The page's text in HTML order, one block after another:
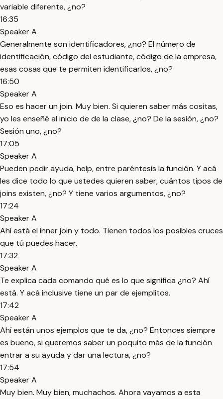
variable diferente, ¿no?
16:35
Speaker A
Generalmente son identificadores, ¿no? El número de
identificación, código del estudiante, código de la empresa,
esas cosas que te permiten identificarlos, ¿no?
16:50
Speaker A
Eso es hacer un join. Muy bien. Si quieren saber más cositas,
yo les enseñé al inicio de de la clase, ¿no? De la sesión, ¿no?
Sesión uno, ¿no?
17:05
Speaker A
Pueden pedir ayuda, help, entre paréntesis la función. Y acá
les dice todo lo que ustedes quieren saber, cuántos tipos de
joins existen, ¿no? Y tiene varios argumentos, ¿no?
17:24
Speaker A
Ahí está el inner join y todo. Tienen todos los posibles cruces
que tú puedes hacer.
17:32
Speaker A
Te explica cada comando qué es lo que significa ¿no? Ahí
está. Y acá inclusive tiene un par de ejemplitos.
17:42
Speaker A
Ahí están unos ejemplos que te da, ¿no? Entonces siempre
es bueno, si queremos saber un poquito más de la función
entrar a su ayuda y dar una lectura, ¿no?
17:54
Speaker A
Muy bien. Muy bien, muchachos. Ahora vayamos a esta